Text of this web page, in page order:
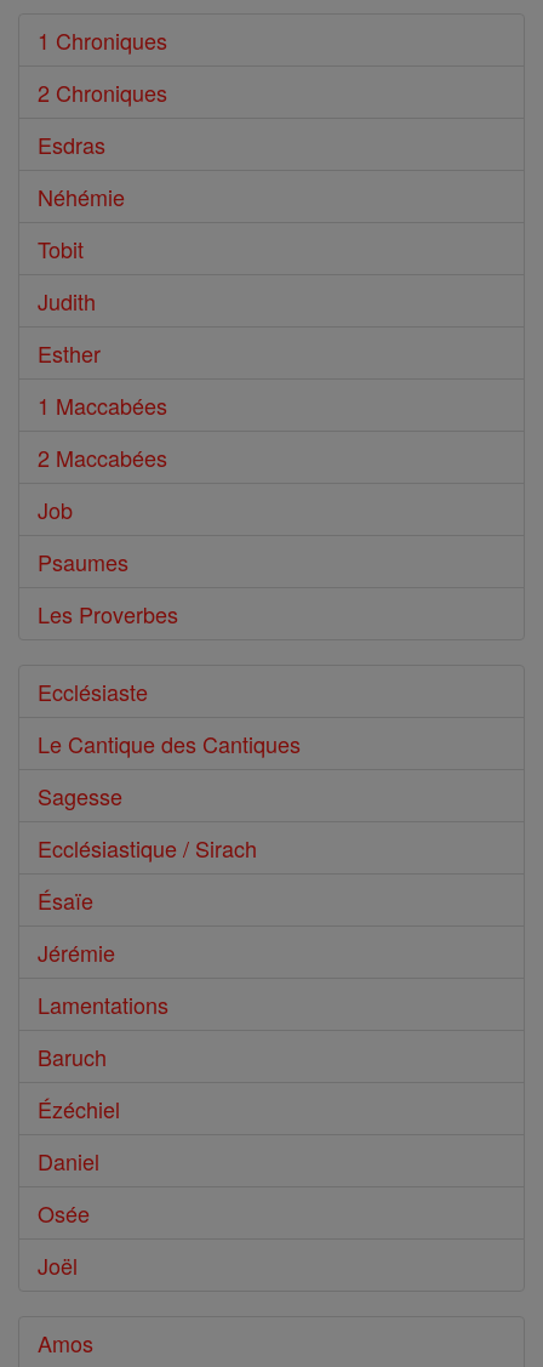
1 Chroniques
2 Chroniques
Esdras
Néhémie
Tobit
Judith
Esther
1 Maccabées
2 Maccabées
Job
Psaumes
Les Proverbes
Ecclésiaste
Le Cantique des Cantiques
Sagesse
Ecclésiastique / Sirach
Ésaïe
Jérémie
Lamentations
Baruch
Ézéchiel
Daniel
Osée
Joël
Amos